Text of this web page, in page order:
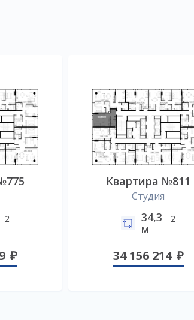
2
Квартира №811
Студия
34,3
м
2
34 156 214